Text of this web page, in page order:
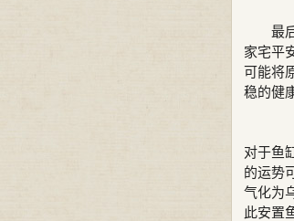
最后
家宅平
可能将
稳的健
对于鱼
的运势
气化为
此安置